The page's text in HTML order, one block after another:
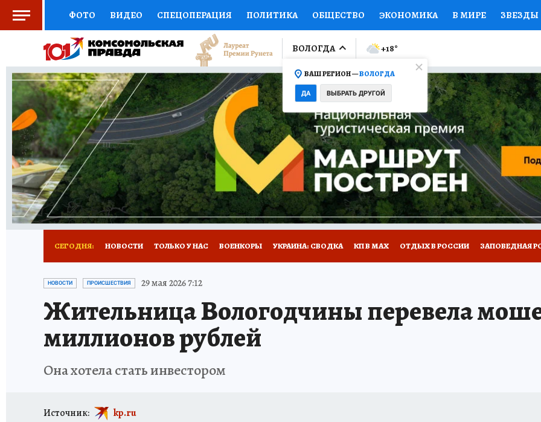
ФОТО ВИДЕО СПЕЦОПЕРАЦИЯ ПОЛИТИКА ОБЩЕСТВО ЭКОНОМИКА В МИРЕ ЗВЕЗДЫ
СОЦПОДДЕРЖКА НАУКА СПОРТ КОЛУМНИСТЫ ПРОИСШЕСТВИЯ НАЦИОНАЛЬНЫЕ
ВЫБОР ЭКСПЕРТОВ ДОКТОР ФИНАНСЫ ОТКРЫВАЕМ МИР Я ЗНАЮ СЕМЬЯ ЖЕНСКИЕ
КНИЖНАЯ ПОЛКА ПРОГНОЗЫ НА СПОРТ ПРОМОКОДЫ СЕРИАЛЫ СПЕЦПРОЕКТЫ
ПРЕСС-ЦЕНТР НЕДВИЖИМОСТЬ ТЕЛЕВИЗОР КОЛЛЕКЦИИ КОНКУРСЫ РАБОТА У НАС
РАДИО КП РЕКЛАМА ТЕСТЫ НОВОЕ НА САЙТЕ
ВОЛОГДА
ВАШ РЕГИОН —ВОЛОГДА
ДА ВЫБРАТЬ ДРУГОЙ
+18°
СЕГОДНЯ: НОВОСТИ ТОЛЬКО У НАС ВОЕНКОРЫ УКРАИНА: СВОДКА КП В МАХ ОТДЫХ В РОССИИ ЗАПОВЕДНАЯ
ТРАГЕДИИ НА ВОДЕ ИСПЫТАНО НА СЕБЕ
НОВОСТИ ПРОИСШЕСТВИЯ 29 мая 2026 7:12
Жительница Вологодчины перевела
миллионов рублей
Она хотела стать инвестором
Источник: kp.ru